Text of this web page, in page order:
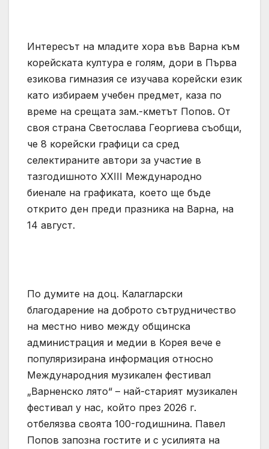
Интересът на младите хора във Варна към
корейската култура е голям, дори в Първа
езикова гимназия се изучава корейски език
като избираем учебен предмет, каза по
време на срещата зам.-кметът Попов. От
своя страна Светослава Георгиева съобщи,
че 8 корейски графици са сред
селектираните автори за участие в
тазгодишното XXIII Международно
биенале на графиката, което ще бъде
открито ден преди празника на Варна, на
14 август.
По думите на доц. Калагларски
благодарение на доброто сътрудничество
на местно ниво между общинска
администрация и медии в Корея вече е
популяризирана информация относно
Международния музикален фестивал
„Варненско лято“ – най-старият музикален
фестивал у нас, който през 2026 г.
отбелязва своята 100-годишнина. Павел
Попов запозна гостите и с усилията на